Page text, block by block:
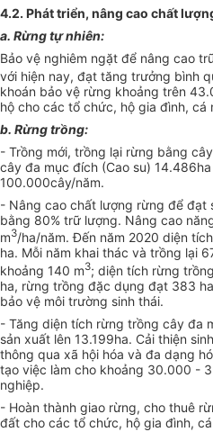
4.2. Phát triển, nâng cao chất
a. Rừng tự nhiên:
Bảo vệ nghiêm ngặt để nâng cao
với hiện nay, đạt tăng trưởng bình
khoán bảo vệ rừng khoảng trên
hộ cho các tổ chức, hộ gia đình, cá
b. Rừng trồng:
- Trồng mới, trồng lại rừng bằng
cây đa mục đích (Cao su)
100.000cây/năm.
- Nâng cao chất lượng rừng để đạt
bằng 80% trữ lượng. Nâng cao
m3/ha/năm. Đến năm 2020 diện
ha. Mỗi năm khai thác và trồng lại
khoảng 140 m3; diện tích rừng
ha, rừng trồng đặc dụng đạt 383
bảo vệ môi trường sinh thái.
- Tăng diện tích rừng trồng cây đa
sản xuất lên 13.199ha. Cải thiện
thông qua xã hội hóa và đa dạng
tạo việc làm cho khoảng 30.000 -
nghiệp.
- Hoàn thành giao rừng, cho thuê
đất cho các tổ chức, hộ gia đình,